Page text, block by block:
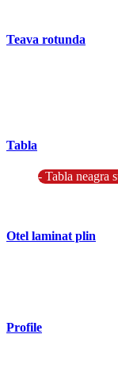
Teava rotunda
Tabla
- Tabla neagra
Otel laminat plin
Profile